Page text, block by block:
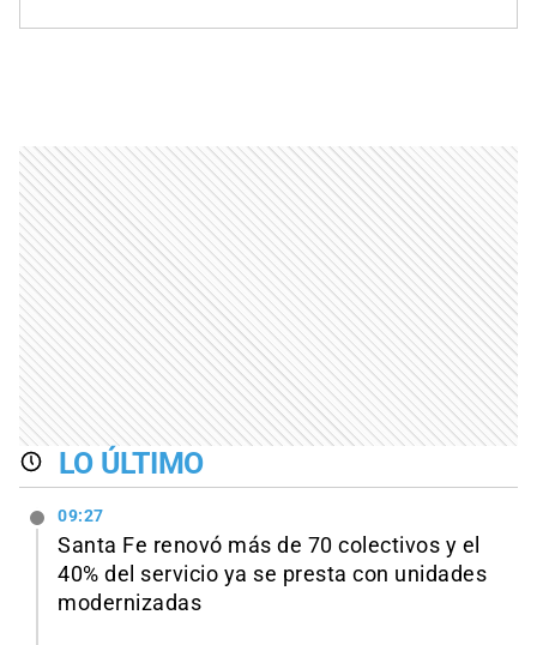
LO ÚLTIMO
09:27
Santa Fe renovó más de 70 colectivos y el
40% del servicio ya se presta con unidades
modernizadas